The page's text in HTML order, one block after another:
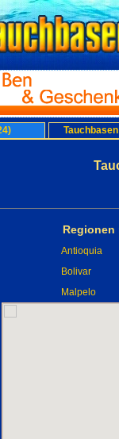
Regionen
Antioquia
Bolivar
Malpelo